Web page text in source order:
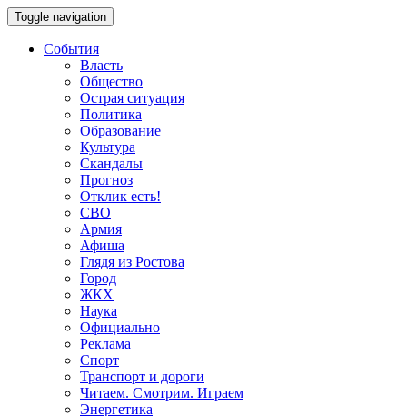
Toggle navigation
События
Власть
Общество
Острая ситуация
Политика
Образование
Культура
Скандалы
Прогноз
Отклик есть!
СВО
Армия
Афиша
Глядя из Ростова
Город
ЖКХ
Наука
Официально
Реклама
Спорт
Транспорт и дороги
Читаем. Смотрим. Играем
Энергетика